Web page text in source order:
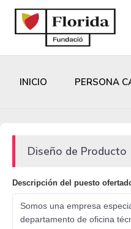
INICIO PERSONA
Diseño de Producto
Descripción del puesto
Somos una empresa
departamento de oficina